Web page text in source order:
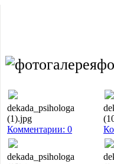
dekada_psihologa
(1).jpg
Комментарии: 0
dekada_psihologa